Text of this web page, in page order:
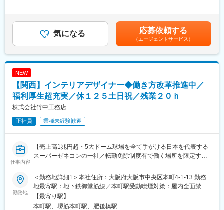
希望する業務内容・勤務地・キャリアパスを申告する「自己申告
制度」や全社員共通の評価制度があるため、キャリア採用の方も
す。
・オフィスの内装／空間デザインの企画・設計
・コンセプト立案・ゾーニング・レイアウト・商品選定
・レイアウト設計・空間デザインにおける顧客への提案
・株式会社小学館集英社プロダクション
・安田不動産株式会社 本社
・アールエムトラスト TMG八丁堀ビル 他
知識などを身につけられるため安心です。
設計のご経験が少ない方も是非ご応募ください。
■キャリアパス：
グローバルかつ多角的な事業展開を行う企業のため、ゆくゆく事
業領域を横断した活躍も可能です。
デザイナーとしてのフィールドを広げやすい環境があります。
円～26,600円賃金はあくまでも目安の金額であり、選考を通じて
上下する可能性があります。月給(月額)は固定手当を含めた表記で
す。
気になる 応募依頼する
（エージェントサービス）
NEW
【関西】インテリアデザイナー◆働き方改革推進中／
福利厚生超充実／休１２５土日祝／残業２０ｈ
株式会社竹中工務店
正社員 業種未経験歓迎
仕事内容
【売上高1兆円超・5大ドーム球場を全て手がける日本を代表する
スーパーゼネコンの一社／転勤免除制度有で働く場所を限定する
◎スーパーゼネコンで最先端の技術に触れながらキャリアUP！
◎DXを推進しながら働き方改革も促進中！
◎地場ゼネコンからの中途入社者が増えています！
勤務地
＜勤務地詳細1＞本社住所：大阪府大阪市中央区本町4-1-13 勤務
地最寄駅：地下鉄御堂筋線／本町駅受動喫煙対策：屋内全面禁煙
＜勤務地詳細2＞関西エリア各事業所住所：大阪府・兵庫県・京都
府・奈良県・和歌山県・滋賀県の各事業所 受動喫煙対策：屋内全
【最寄り駅】
本町駅、堺筋本町駅、肥後橋駅